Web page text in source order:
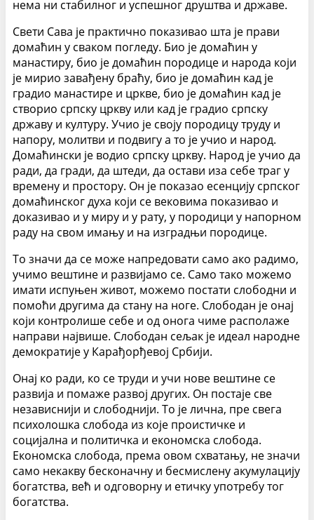
нема ни стабилног и успешног друштва и државе.
Свети Сава је практично показивао шта је прави
домаћин у сваком погледу. Био је домаћин у
манастиру, био је домаћин породице и народа који
је мирио завађену браћу, био је домаћин кад је
градио манастире и цркве, био је домаћин кад је
створио српску цркву или кад је градио српску
државу и културу. Учио је своју породицу труду и
напору, молитви и подвигу а то је учио и народ.
Домаћински је водио српску цркву. Народ је учио да
ради, да гради, да штеди, да остави иза себе траг у
времену и простору. Он је показао есенцију српског
домаћинског духа који се вековима показивао и
доказивао и у миру и у рату, у породици у напорном
раду на свом имању и на изградњи породице.
То значи да се може напредовати само ако радимо,
учимо вештине и развијамо се. Само тако можемо
имати испуњен живот, можемо постати слободни и
помоћи другима да стану на ноге. Слободан је онај
који контролише себе и од онога чиме располаже
направи највише. Слободан сељак је идеал народне
демократије у Карађорђевој Србији.
Онај ко ради, ко се труди и учи нове вештине се
развија и помаже развој других. Он постаје све
независнији и слободнији. То је лична, пре свега
психолошка слобода из које проистичке и
социјална и политичка и економска слобода.
Економска слобода, према овом схватању, не значи
само некакву бесконачну и бесмислену акумулацију
богатства, већ и одговорну и етичку употребу тог
богатства.